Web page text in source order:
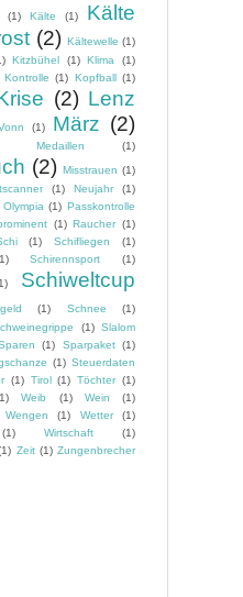
(1) Kälte (1)
Kälte
(2) Kältewelle (1)
Kitzbühel (1) Klima
(1)
Kontrolle (1) Kopfball (1)
(2) Lenz
(1) März (2)
Medaillen (1)
(2) Misstrauen (1)
(1) Neujahr
(1)
Olympia (1) Passkontrolle
(1) Raucher (1)
(1) Schifliegen
(1)
Schirennsport
(1)
Schiweltcup
(1) Schnee
(1)
(1) Slalom
(1) Sparpaket (1)
(1) Steuerdaten
(1) Tirol (1) Töchter (1)
Weib (1) Wein
(1)
Wengen (1) Wetter
(1)
(1) Wirtschaft
(1)
Zeit (1) Zungenbrecher